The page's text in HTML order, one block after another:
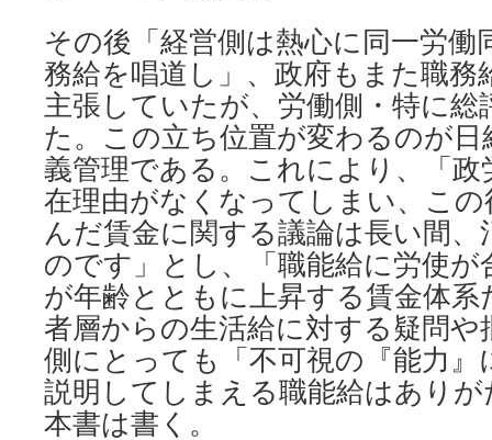
その後「経営側は熱心に同一労働
務給を唱道し」、政府もまた職
主張していたが、労働側・特に総
た。この立ち位置が変わるのが
義管理である。これにより、「政
在理由がなくなってしまい、こ
んだ賃金に関する議論は長い間
のです」とし、「職能給に労使
が年齢とともに上昇する賃金体
者層からの生活給に対する疑問や
側にとっても「不可視の『能力』
説明してしまえる職能給はあり
本書は書く。